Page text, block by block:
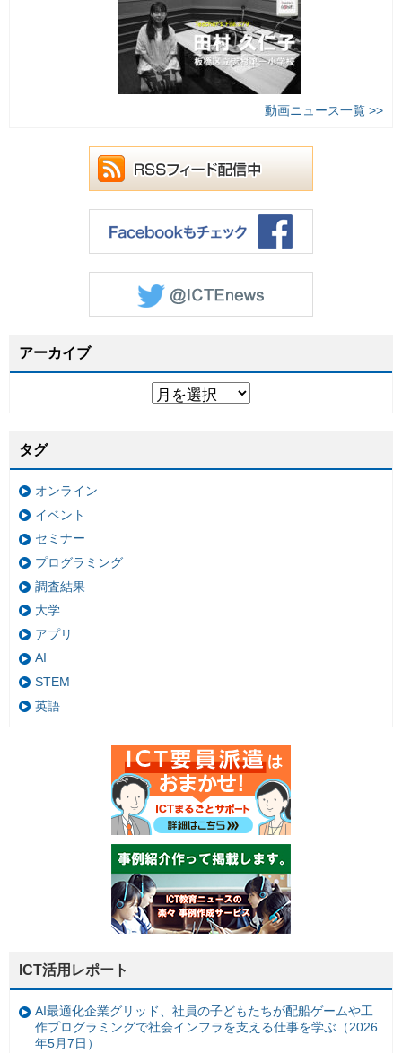
動画ニュース一覧 >>
アーカイブ
タグ
オンライン
イベント
セミナー
プログラミング
調査結果
大学
アプリ
AI
STEM
英語
ICT活用レポート
AI最適化企業グリッド、社員の子どもたちが配船ゲームや工
作プログラミングで社会インフラを支える仕事を学ぶ（2026
年5月7日）